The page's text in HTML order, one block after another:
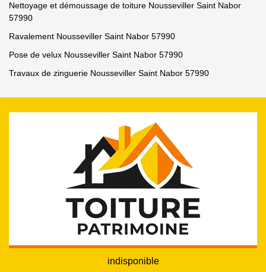
Nettoyage et démoussage de toiture Nousseviller Saint Nabor
57990
Ravalement Nousseviller Saint Nabor 57990
Pose de velux Nousseviller Saint Nabor 57990
Travaux de zinguerie Nousseviller Saint Nabor 57990
indisponible